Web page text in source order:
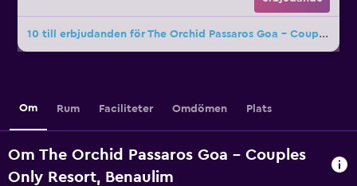
10 till erbjudanden för The Orchid Passaros Goa - Couples Only Resort
Om Rum Faciliteter Omdömen Plats
Om The Orchid Passaros Goa - Couples
Only Resort, Benaulim